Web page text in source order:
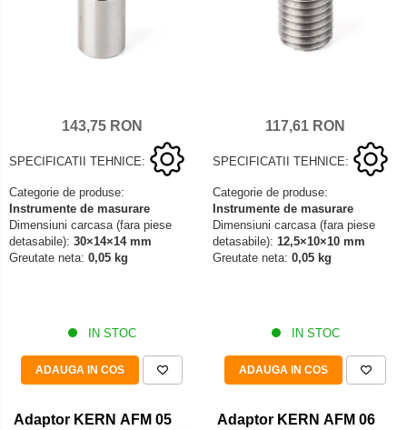
143,75 RON
SPECIFICATII TEHNICE:
Categorie de produse:
Instrumente de masurare
Dimensiuni carcasa (fara piese
detasabile): 30×14×14 mm
Greutate neta: 0,05 kg
IN STOC
ADAUGA IN COS
117,61 RON
SPECIFICATII TEHNICE:
Categorie de produse:
Instrumente de masurare
Dimensiuni carcasa (fara piese
detasabile): 12,5×10×10 mm
Greutate neta: 0,05 kg
IN STOC
ADAUGA IN COS
Adaptor KERN AFM 05 Adaptor KERN AFM 06